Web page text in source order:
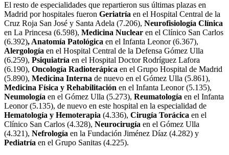
El resto de especialidades que repartieron sus últimas plazas en
Madrid por hospitales fueron Geriatría en el Hospital Central de la
Cruz Roja San José y Santa Adela (7.206), Neurofisiología Clínica
en La Princesa (6.598), Medicina Nuclear en el Clínico San Carlos
(6.392), Anatomía Patológica en el Infanta Leonor (6.367),
Alergología en el Hospital Central de la Defensa Gómez Ulla
(6.259), Psiquiatría en el Hospital Doctor Rodríguez Lafora
(6.190), Oncología Radioterápica en el Grupo Hospital de Madrid
(5.890), Medicina Interna de nuevo en el Gómez Ulla (5.861),
Medicina Física y Rehabilitación en el Infanta Leonor (5.135),
Neumología en el Gómez Ulla (5.273), Reumatología en el Infanta
Leonor (5.135), de nuevo en este hospital en la especialidad de
Hematología y Hemoterapia (4.336), Cirugía Torácica en el
Clínico San Carlos (4.328), Neurocirugía en el Gómez Ulla
(4.321), Nefrología en la Fundación Jiménez Díaz (4.282) y
Pediatría en el Grupo Sanitas (4.225).